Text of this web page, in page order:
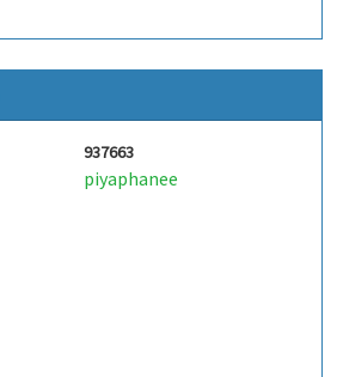
937663
piyaphanee